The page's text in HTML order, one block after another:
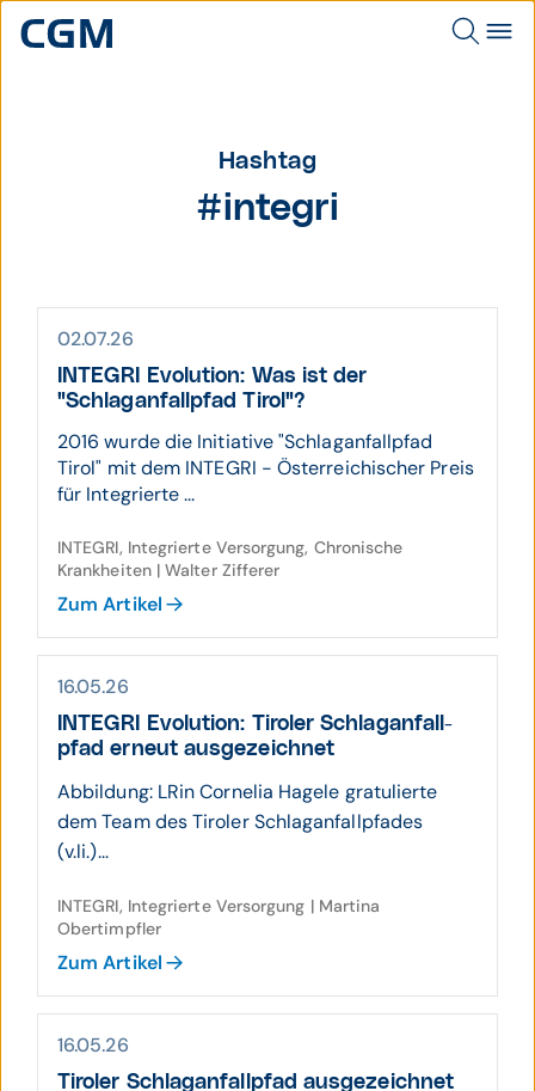
Hashtag
#integri
02.07.26
INTEGRI Evolution: Was ist der
"Schlaganfallpfad Tirol"?
2016 wurde die Initiative "Schlaganfallpfad
Tirol" mit dem INTEGRI - Österreichischer Preis
für Integrierte ...
INTEGRI, Integrierte Versorgung, Chronische
Krankheiten | Walter Zifferer
Zum Artikel
16.05.26
INTEGRI Evolution: Tiroler Schlag­anfall­
pfad erneut ausge­zeichnet
Abbildung: LRin Cornelia Hagele gratulierte
dem Team des Tiroler Schlaganfallpfades
(v.li.)...
INTEGRI, Integrierte Versorgung | Martina
Obertimpfler
Zum Artikel
16.05.26
Tiroler Schlag­an­fall­pfad ausgezeichnet